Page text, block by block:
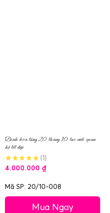
Bình hoa tặng 20 tháng 10 tạo mối quan
hệ tốt đẹp
(1)
4.000.000 ₫
Mã SP: 20/10-008
Mua Ngay